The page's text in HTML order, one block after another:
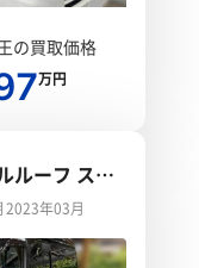
の買取価格
万円
ルーフ スー
2023年03月